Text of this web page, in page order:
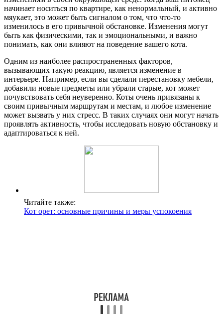
начинает носиться по квартире, как ненормальный, и активно
мяукает, это может быть сигналом о том, что что-то
изменилось в его привычной обстановке. Изменения могут
быть как физическими, так и эмоциональными, и важно
понимать, как они влияют на поведение вашего кота.
Одним из наиболее распространенных факторов,
вызывающих такую реакцию, является изменение в
интерьере. Например, если вы сделали перестановку мебели,
добавили новые предметы или убрали старые, кот может
почувствовать себя неуверенно. Коты очень привязаны к
своим привычным маршрутам и местам, и любое изменение
может вызвать у них стресс. В таких случаях они могут начать
проявлять активность, чтобы исследовать новую обстановку и
адаптироваться к ней.
Читайте также:
Кот орет: основные причины и меры успокоения